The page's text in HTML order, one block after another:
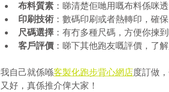
布料質素 ：睇清楚佢哋用嘅布料係咪透
印刷技術 ：數碼印刷或者熱轉印，確
尺碼選擇 ：有冇多種尺碼，方便你揀到
客戶評價 ：睇下其他跑友嘅評價，了解
我自己就係喺客製化跑步背心網店度訂做
又好，真係推介俾大家！